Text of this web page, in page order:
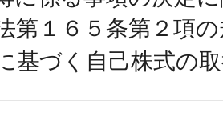
第１６５条第２項
基づく自己株式の